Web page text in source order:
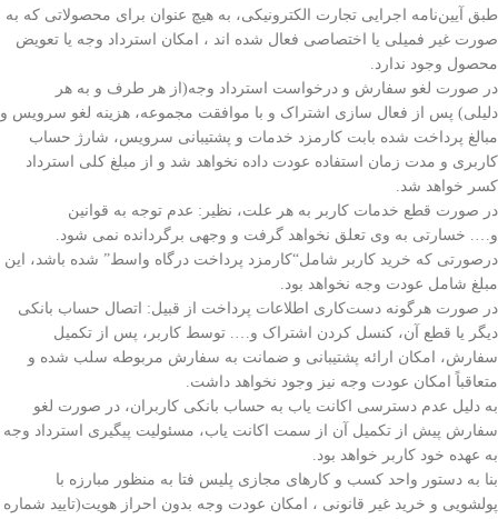
طبق آیین‌نامه اجرایی تجارت الکترونیکی، به هیچ عنوان برای محصولاتی که به
صورت غیر فمیلی یا اختصاصی فعال شده اند ، امکان استرداد وجه یا تعویض
محصول وجود ندارد.
در صورت لغو سفارش و درخواست استرداد وجه(از هر طرف و به هر
دلیلی) پس از فعال سازی اشتراک و با موافقت مجموعه، هزینه لغو سرویس و
مبالغ پرداخت شده بابت کارمزد خدمات و پشتیبانی سرویس، شارژ حساب
کاربری و مدت زمان استفاده عودت داده نخواهد شد و از مبلغ کلی استرداد
کسر خواهد شد.
در صورت قطع خدمات کاربر به هر علت، نظیر: عدم توجه به قوانین
و…. خسارتی به وی تعلق نخواهد گرفت و وجهی برگردانده نمی شود.
درصورتی که خرید کاربر شامل“کارمزد پرداخت درگاه واسط” شده باشد، این
مبلغ شامل عودت وجه نخواهد بود.
در صورت هرگونه دست‌کاری اطلاعات پرداخت از قبیل: اتصال حساب بانکی
دیگر یا قطع آن، کنسل کردن اشتراک و…. توسط کاربر، پس از تکمیل
سفارش، امکان ارائه پشتیبانی و ضمانت به سفارش مربوطه سلب شده و
متعاقباً امکان عودت وجه نیز وجود نخواهد داشت.
به دلیل عدم دسترسی اکانت یاب به حساب بانکی کاربران، در صورت لغو
سفارش پیش از تکمیل آن از سمت اکانت یاب، مسئولیت پیگیری استرداد وجه
به عهده خود کاربر خواهد بود.
بنا به دستور واحد کسب و کارهای مجازی پلیس فتا به منظور مبارزه با
پولشویی و خرید غیر قانونی ، امکان عودت وجه بدون احراز هویت(تایید شماره